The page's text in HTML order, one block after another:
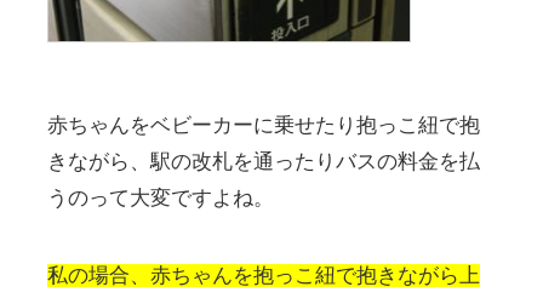
赤ちゃんをベビーカーに乗せたり抱っこ紐で抱
きながら、駅の改札を通ったりバスの料金を払
うのって大変ですよね。
私の場合、赤ちゃんを抱っこ紐で抱きながら上